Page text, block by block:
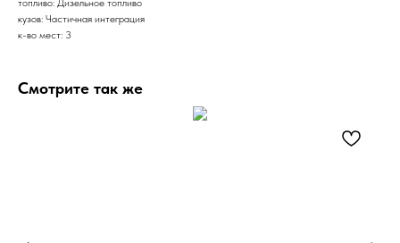
кузов: Частичная интеграция
к-во мест: 3
Смотрите так же